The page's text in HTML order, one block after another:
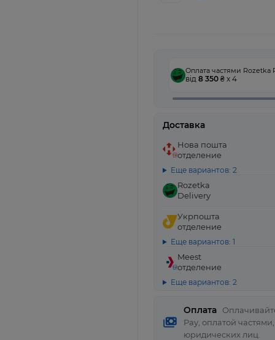
Оплата
Pay, оплатой
юридических лиц.
Оплата частями Rozetka
від 8 350 ₴ x 4
Доставка
Нова пошта
отделение
Еще вариантов: 2
Rozetka
Delivery
Укрпошта
отделение
Еще вариантов: 1
Meest
отделение
Еще вариантов: 2